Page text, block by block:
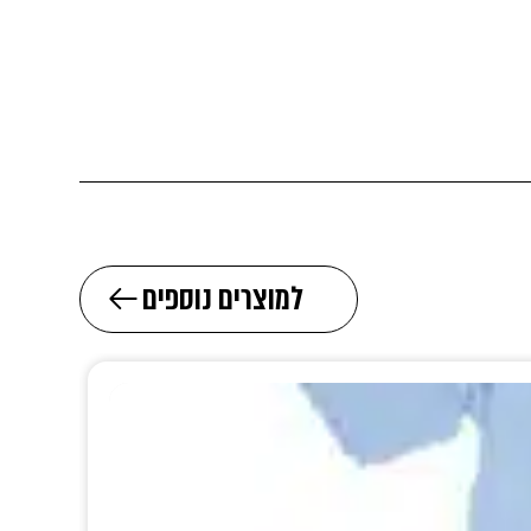
למוצרים נוספים